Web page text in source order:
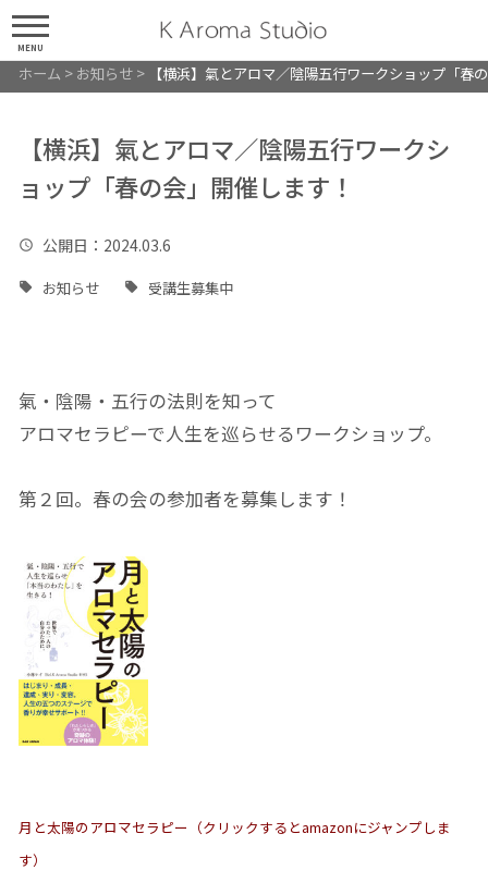
MENU
ホーム > お知らせ> 【横浜】氣とアロマ／陰陽五行ワークショップ「春
【横浜】氣とアロマ／陰陽五行ワークシ
ョップ「春の会」開催します！
公開日 ：2024.03.6
お知らせ 受講生募集中
氣・陰陽・五行の法則を知って
アロマセラピーで人生を巡らせるワークショップ。
第２回。春の会の参加者を募集します！
月と太陽のアロマセラピー（クリックするとamazonにジャンプしま
す）